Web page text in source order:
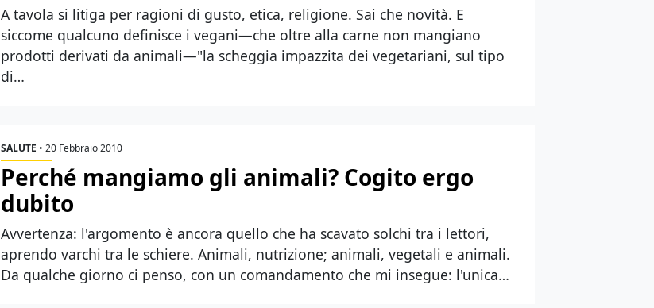
A tavola si litiga per ragioni di gusto, etica, religione. Sai che novità. E
siccome qualcuno definisce i vegani—che oltre alla carne non mangiano
prodotti derivati da animali—"la scheggia impazzita dei vegetariani, sul tipo
di…
SALUTE • 20 Febbraio 2010
Perché mangiamo gli animali? Cogito ergo
dubito
Avvertenza: l'argomento è ancora quello che ha scavato solchi tra i lettori,
aprendo varchi tra le schiere. Animali, nutrizione; animali, vegetali e animali.
Da qualche giorno ci penso, con un comandamento che mi insegue: l'unica…